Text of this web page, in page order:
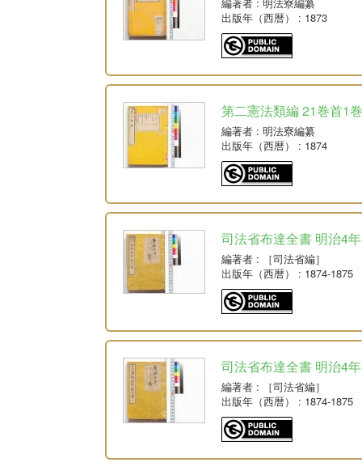
出版年（西暦）
: 1873
第二憲法類編 21巻首1
編著者 : 明法寮編纂
出版年（西暦）
: 1874
司法省布達全書 明治4
編著者 : ［司法省編］
出版年（西暦）
: 1874-1875
司法省布達全書 明治4
編著者 : ［司法省編］
出版年（西暦）
: 1874-1875